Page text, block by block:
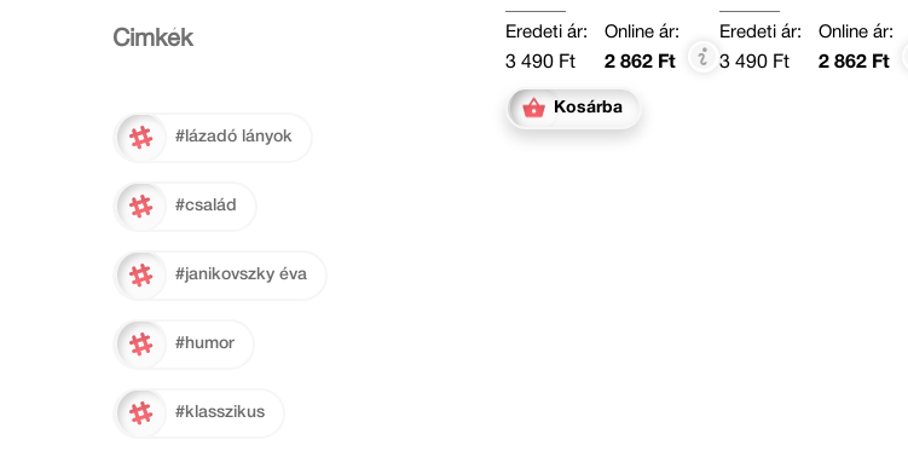
Cimkék
#lázadó lányok
#család
#janikovszky éva
#humor
#klasszikus
Eredeti ár:
3 490 Ft
Online ár:
2 862 Ft
Kosárba
Eredeti ár:
3 490 Ft
Online ár:
2 862 Ft